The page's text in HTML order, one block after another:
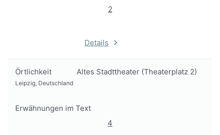
2
Details
Örtlichkeit Altes Stadttheater (Theaterplatz 2)
Leipzig, Deutschland
Erwähnungen im Text
4